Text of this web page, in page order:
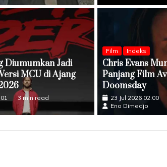
Perkenalkan EP The Bali Sessions
2 min read Anna
Diumumkan Jadi
MCU di Ajang
3 min read
Film Indeks
Chris Evans
Panjang Film
Doomsday
23 Jul 2026 02:00
Eno Dimedjo